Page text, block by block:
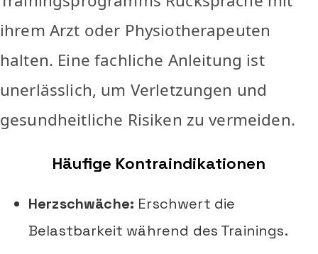
ihrem Arzt oder Physiotherapeuten
halten. Eine fachliche Anleitung ist
unerlässlich, um Verletzungen und
gesundheitliche Risiken zu vermeiden.
Häufige Kontraindikationen
Herzschwäche: Erschwert die
Belastbarkeit während des Trainings.